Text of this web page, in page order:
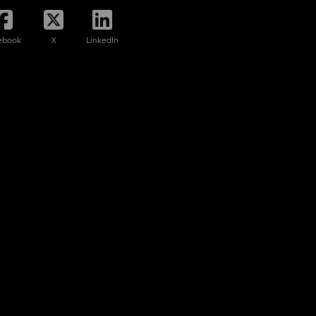
X LinkedIn